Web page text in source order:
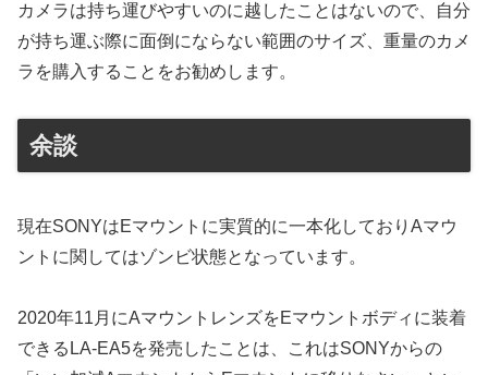
カメラは持ち運びやすいのに越したことはないので、自分
が持ち運ぶ際に面倒にならない範囲のサイズ、重量のカメ
ラを購入することをお勧めします。
余談
現在SONYはEマウントに実質的に一本化しておりAマウ
ントに関してはゾンビ状態となっています。
2020年11月にAマウントレンズをEマウントボディに装着
できるLA-EA5を発売したことは、これはSONYからの